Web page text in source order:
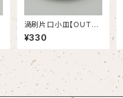
渦刷片口小皿【OUTLE
T】
¥330